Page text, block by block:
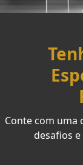
Conte com uma
desafios